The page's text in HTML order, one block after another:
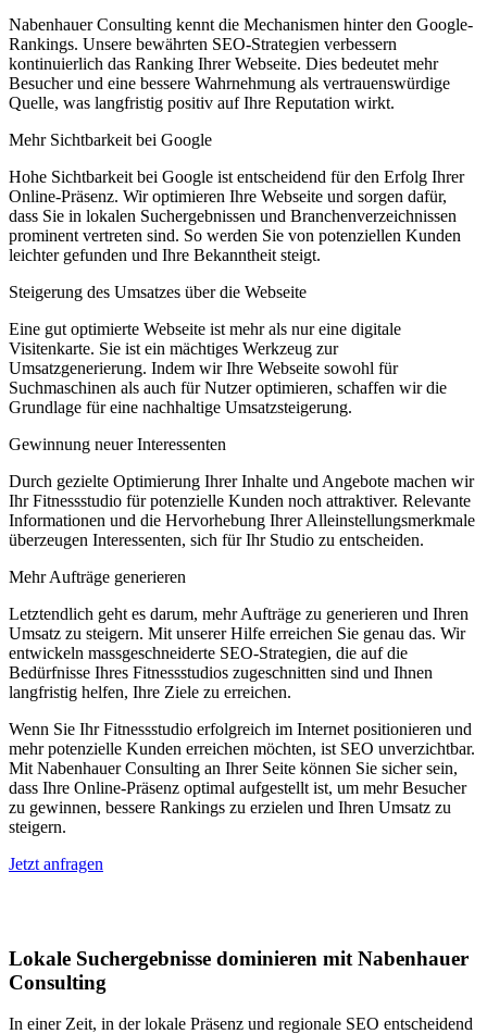
Nabenhauer Consulting kennt die Mechanismen hinter den Google-
Rankings. Unsere bewährten SEO-Strategien verbessern
kontinuierlich das Ranking Ihrer Webseite. Dies bedeutet mehr
Besucher und eine bessere Wahrnehmung als vertrauenswürdige
Quelle, was langfristig positiv auf Ihre Reputation wirkt.
Mehr Sichtbarkeit bei Google
Hohe Sichtbarkeit bei Google ist entscheidend für den Erfolg Ihrer
Online-Präsenz. Wir optimieren Ihre Webseite und sorgen dafür,
dass Sie in lokalen Suchergebnissen und Branchenverzeichnissen
prominent vertreten sind. So werden Sie von potenziellen Kunden
leichter gefunden und Ihre Bekanntheit steigt.
Steigerung des Umsatzes über die Webseite
Eine gut optimierte Webseite ist mehr als nur eine digitale
Visitenkarte. Sie ist ein mächtiges Werkzeug zur
Umsatzgenerierung. Indem wir Ihre Webseite sowohl für
Suchmaschinen als auch für Nutzer optimieren, schaffen wir die
Grundlage für eine nachhaltige Umsatzsteigerung.
Gewinnung neuer Interessenten
Durch gezielte Optimierung Ihrer Inhalte und Angebote machen wir
Ihr Fitnessstudio für potenzielle Kunden noch attraktiver. Relevante
Informationen und die Hervorhebung Ihrer Alleinstellungsmerkmale
überzeugen Interessenten, sich für Ihr Studio zu entscheiden.
Mehr Aufträge generieren
Letztendlich geht es darum, mehr Aufträge zu generieren und Ihren
Umsatz zu steigern. Mit unserer Hilfe erreichen Sie genau das. Wir
entwickeln massgeschneiderte SEO-Strategien, die auf die
Bedürfnisse Ihres Fitnessstudios zugeschnitten sind und Ihnen
langfristig helfen, Ihre Ziele zu erreichen.
Wenn Sie Ihr Fitnessstudio erfolgreich im Internet positionieren und
mehr potenzielle Kunden erreichen möchten, ist SEO unverzichtbar.
Mit Nabenhauer Consulting an Ihrer Seite können Sie sicher sein,
dass Ihre Online-Präsenz optimal aufgestellt ist, um mehr Besucher
zu gewinnen, bessere Rankings zu erzielen und Ihren Umsatz zu
steigern.
Jetzt anfragen
Lokale Suchergebnisse dominieren mit Nabenhauer
Consulting
In einer Zeit, in der lokale Präsenz und regionale SEO entscheidend